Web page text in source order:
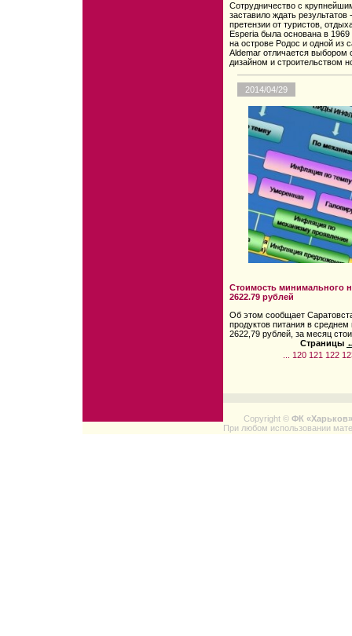
Сотрудничество с
заставило ждать
претензии от туристов,
Esperia была основана в
на острове Родос и одной из
Aldemar отличается выбором
дизайном и строительством
2014/04/29
Стоимость минимального
2622.79 рублей
Об этом сообщает
продуктов питания в
2622,79 рублей, за месяц
Страницы
120 121 122
Copyright © ФК «Харьков»
При любом использовании